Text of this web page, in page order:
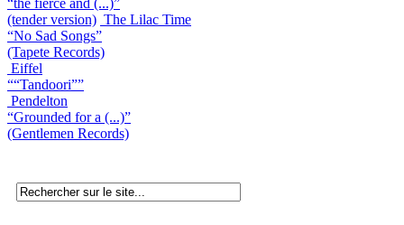
(tender version) The Lilac Time
“No Sad Songs”
(Tapete Records)
Eiffel
““Tandoori””
Pendelton
“Grounded for a (...)”
(Gentlemen Records)